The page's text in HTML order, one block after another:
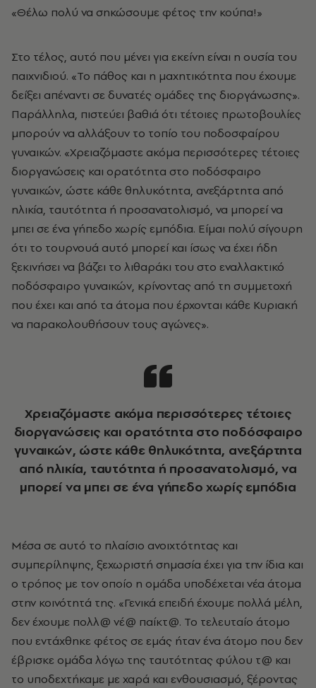
«Θέλω πολύ να σηκώσουμε φέτος την κούπα!»
Στο τέλος, αυτό που μένει για εκείνη είναι η ουσία του
παιχνιδιού. «Το πάθος και η μαχητικότητα που έχουμε
δείξει απέναντι σε δυνατές ομάδες της διοργάνωσης».
Παράλληλα, πιστεύει βαθιά ότι τέτοιες πρωτοβουλίες
μπορούν να αλλάξουν το τοπίο του ποδοσφαίρου
γυναικών. «Χρειαζόμαστε ακόμα περισσότερες τέτοιες
διοργανώσεις και ορατότητα στο ποδόσφαιρο
γυναικών, ώστε κάθε θηλυκότητα, ανεξάρτητα από
ηλικία, ταυτότητα ή προσανατολισμό, να μπορεί να
μπει σε ένα γήπεδο χωρίς εμπόδια. Είμαι πολύ σίγουρη
ότι το τουρνουά αυτό μπορεί και ίσως να έχει ήδη
ξεκινήσει να βάζει το λιθαράκι του στο εναλλακτικό
ποδόσφαιρο γυναικών, κρίνοντας από τη συμμετοχή
που έχει και από τα άτομα που έρχονται κάθε Κυριακή
να παρακολουθήσουν τους αγώνες».
Χρειαζόμαστε ακόμα περισσότερες τέτοιες
διοργανώσεις και ορατότητα στο ποδόσφαιρο
γυναικών, ώστε κάθε θηλυκότητα, ανεξάρτητα
από ηλικία, ταυτότητα ή προσανατολισμό, να
μπορεί να μπει σε ένα γήπεδο χωρίς εμπόδια
Μέσα σε αυτό το πλαίσιο ανοιχτότητας και
συμπερίληψης, ξεχωριστή σημασία έχει για την ίδια και
ο τρόπος με τον οποίο η ομάδα υποδέχεται νέα άτομα
στην κοινότητά της. «Γενικά επειδή έχουμε πολλά μέλη,
δεν έχουμε πολλ@ νέ@ παίκτ@. Το τελευταίο άτομο
που εντάχθηκε φέτος σε εμάς ήταν ένα άτομο που δεν
έβρισκε ομάδα λόγω της ταυτότητας φύλου τ@ και
το υποδεχτήκαμε με χαρά και ενθουσιασμό, ξέροντας